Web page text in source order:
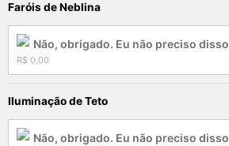
Faróis de Neblina
Não, obrigado. Eu não preciso disso
R$ 0,00
Iluminação de Teto
Não, obrigado. Eu não preciso disso